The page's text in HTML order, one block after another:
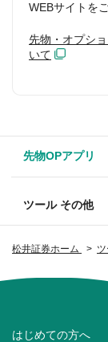
松井証券ホーム
WEBサイトを
先物・オプシ
いて
先物OPアプリ
ツール その他
はじめての方へ